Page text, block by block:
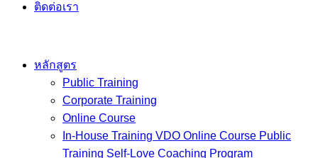
ติดต่อเรา
หลักสูตร
Public Training
Corporate Training
Online Course
In-House Training VDO Online Course Public
Training Self-Love Coaching Program